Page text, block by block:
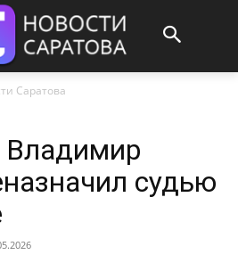
Саратова
Владимир
судью